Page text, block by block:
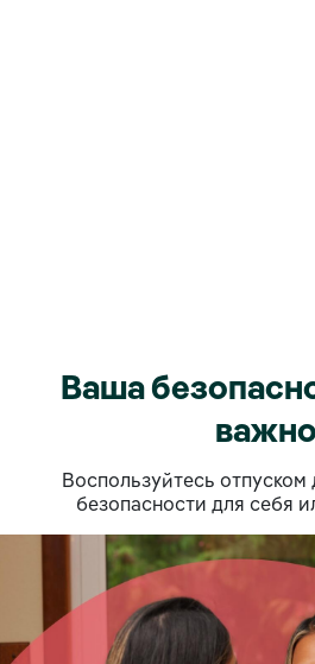
Ваша
важно
Воспользуйтесь отпуском
безопасности для себя